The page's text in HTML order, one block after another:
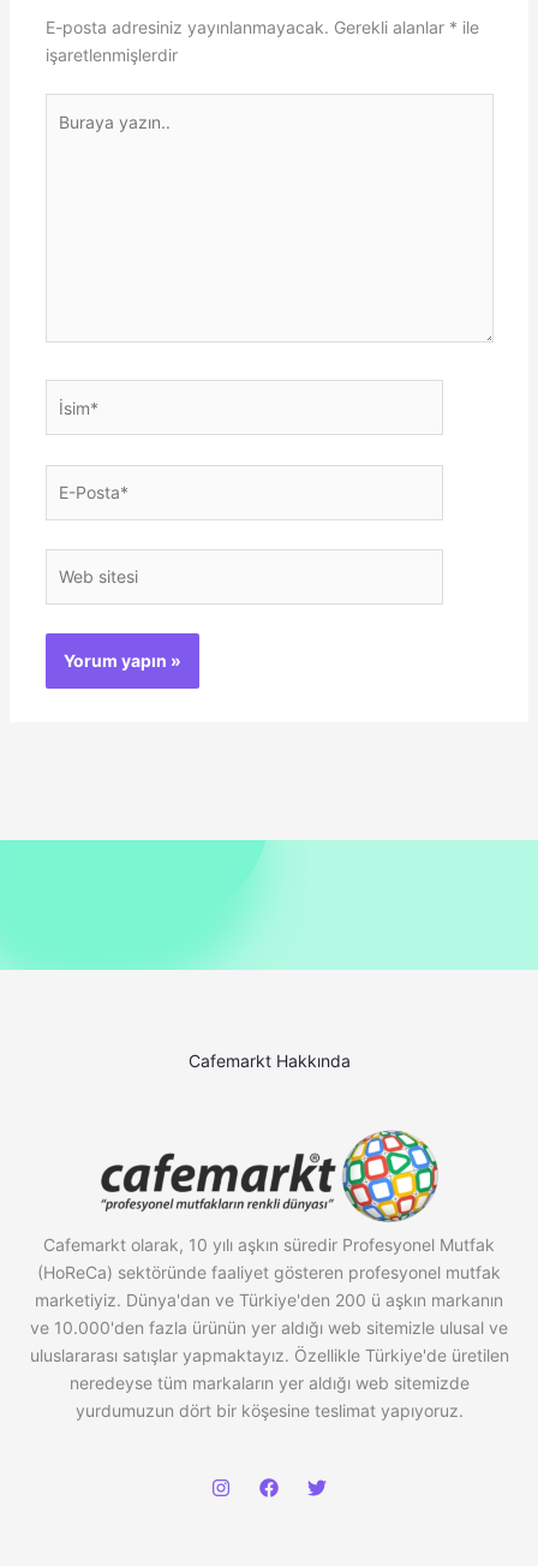
E-posta adresiniz yayınlanmayacak. Gerekli alanlar * ile
işaretlenmişlerdir
yazın..
Posta*
sitesi
Cafemarkt Hakkında
Cafemarkt olarak, 10 yılı aşkın süredir Profesyonel Mutfak
(HoReCa) sektöründe faaliyet gösteren profesyonel mutfak
marketiyiz. Dünya'dan ve Türkiye'den 200 ü aşkın markanın
ve 10.000'den fazla ürünün yer aldığı web sitemizle ulusal ve
uluslararası satışlar yapmaktayız. Özellikle Türkiye'de üretilen
neredeyse tüm markaların yer aldığı web sitemizde
yurdumuzun dört bir köşesine teslimat yapıyoruz.